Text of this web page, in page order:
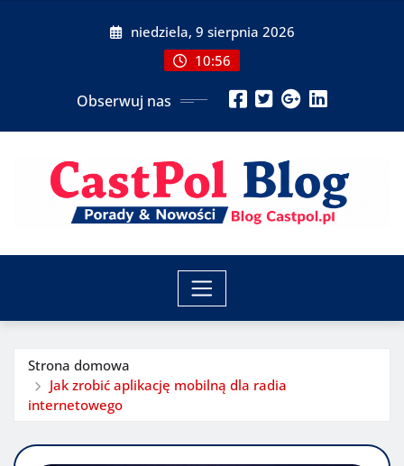
niedziela, 9 sierpnia 2026
10:56
Obserwuj nas
Strona domowa
Jak zrobić aplikację mobilną dla radia
internetowego